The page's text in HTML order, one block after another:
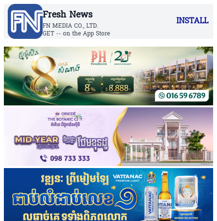
Fresh News
FN MEDIA CO., LTD.
GET -- on the App Store
INSTALL